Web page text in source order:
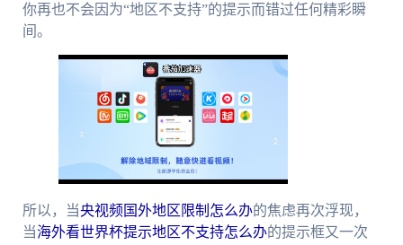
你再也不会因为“地区不支持”的提示而错过任何精彩瞬
间。
所以，当央视频国外地区限制怎么办的焦虑再次浮现，
当海外看世界杯提示地区不支持怎么办的提示框又一次